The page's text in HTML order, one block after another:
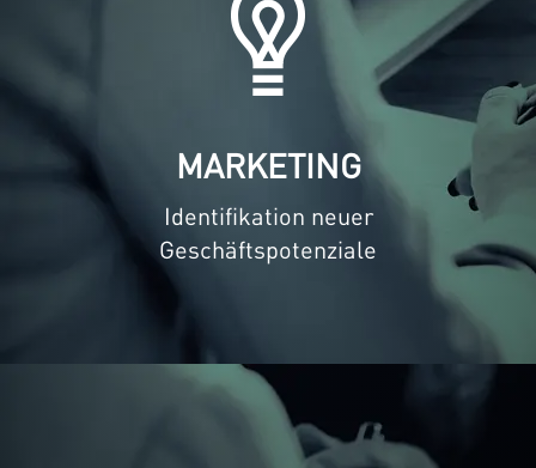
MARKETING
Identifikation neuer
Geschäftspotenziale